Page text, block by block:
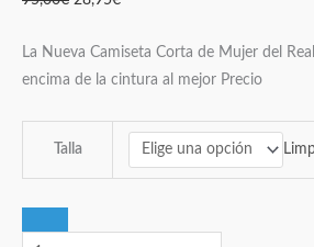
La Nueva Camiseta Corta de Mujer del
encima de la cintura al mejor Precio
Talla